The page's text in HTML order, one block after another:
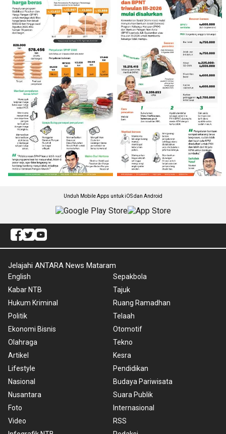
Unduh Mobile Apps untuk iOS dan Android
Jelajahi ANTARA News Mataram
English
Kabar NTB
Hukum Kriminal
Politik
Ekonomi Bisnis
Olahraga
Artikel
Lifestyle
Nasional
Nusantara
Foto
Video
Sepakbola
Tajuk
Ruang Ramadhan
Telaah
Otomotif
Tekno
Kesra
Pendidikan
Budaya Pariwisata
Suara Publik
Internasional
RSS